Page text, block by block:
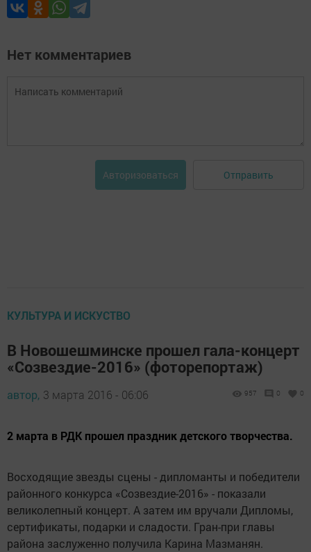
Нет комментариев
Авторизоваться Отправить
КУЛЬТУРА И ИСКУСТВО
В Новошешминске прошел гала-концерт
«Созвездие-2016» (фоторепортаж)
автор, 3 марта 2016 - 06:06 957 0 0
2 марта в РДК прошел праздник детского творчества.
Восходящие звезды сцены - дипломанты и победители
районного конкурса «Созвездие-2016» - показали
великолепный концерт. А затем им вручали Дипломы,
сертификаты, подарки и сладости. Гран-при главы
района заслуженно получила Карина Мазманян.